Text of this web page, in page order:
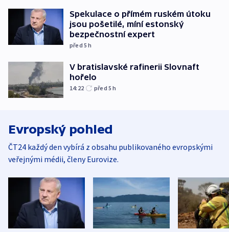
Spekulace o přímém ruském útoku
jsou pošetilé, míní estonský
bezpečnostní expert
před 5h
V bratislavské rafinerii Slovnaft
hořelo
14:22 před 5h
Evropský pohled
ČT24 každý den vybírá z obsahu publikovaného evropskými
veřejnými médii, členy Eurovize.